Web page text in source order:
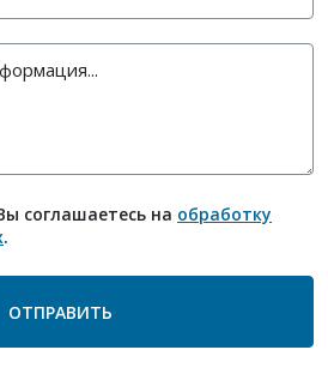
соглашаетесь на обработку
.